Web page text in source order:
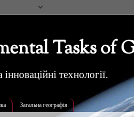
Tasks of
інноваційні технології.
Загальна географія